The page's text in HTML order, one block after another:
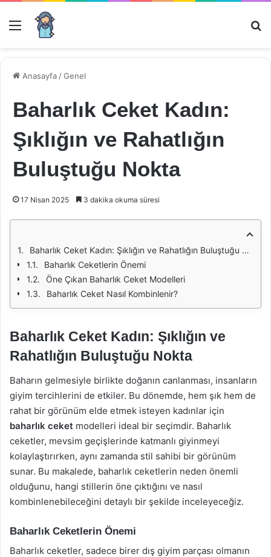
Menü
Anasayfa /Genel
Baharlık Ceket Kadın:
Şıklığın ve Rahatlığın
Buluştuğu Nokta
17 Nisan 2025 3 dakika okuma süresi
Baharlık Ceket Kadın: Şıklığın ve Rahatlığın Buluştuğu Nokta
Baharlık Ceketlerin Önemi
Öne Çıkan Baharlık Ceket Modelleri
Baharlık Ceket Nasıl Kombinlenir?
Baharlık Ceket Kadın: Şıklığın ve
Rahatlığın Buluştuğu Nokta
Baharın gelmesiyle birlikte doğanın canlanması, insanların
giyim tercihlerini de etkiler. Bu dönemde, hem şık hem de
rahat bir görünüm elde etmek isteyen kadınlar için
baharlık ceket modelleri ideal bir seçimdir. Baharlık
ceketler, mevsim geçişlerinde katmanlı giyinmeyi
kolaylaştırırken, aynı zamanda stil sahibi bir görünüm
sunar. Bu makalede, baharlık ceketlerin neden önemli
olduğunu, hangi stillerin öne çıktığını ve nasıl
kombinlenebileceğini detaylı bir şekilde inceleyeceğiz.
Baharlık Ceketlerin Önemi
Baharlık ceketler, sadece birer dış giyim parçası olmanın